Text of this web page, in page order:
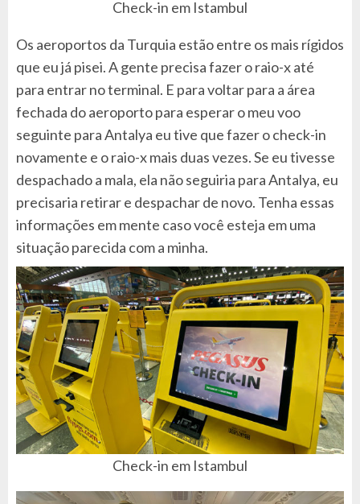
Check-in em Istambul
Os aeroportos da Turquia estão entre os mais rígidos
que eu já pisei. A gente precisa fazer o raio-x até
para entrar no terminal. E para voltar para a área
fechada do aeroporto para esperar o meu voo
seguinte para Antalya eu tive que fazer o check-in
novamente e o raio-x mais duas vezes. Se eu tivesse
despachado a mala, ela não seguiria para Antalya, eu
precisaria retirar e despachar de novo. Tenha essas
informações em mente caso você esteja em uma
situação parecida com a minha.
Check-in em Istambul